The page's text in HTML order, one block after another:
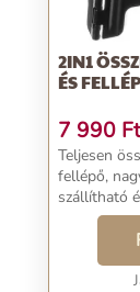
2IN1
ÉS
7 990 Ft
Teljesen
fellépő,
szállítható
otthoni